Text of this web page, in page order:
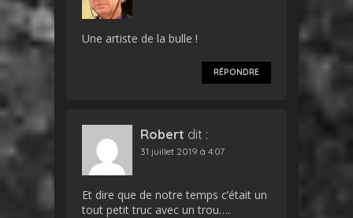
Une artiste de la bulle !
RÉPONDRE
Robert dit :
31 juillet 2019 à 4:07
Et dire que de notre temps c’était un
tout petit truc avec un trou….